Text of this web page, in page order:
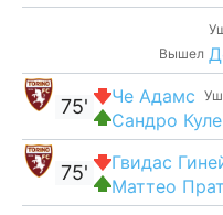
Вышел
Че Адамс
Сандро
75'
Гвидас
Маттео
75'